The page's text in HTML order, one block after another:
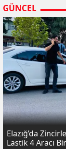
GÜNCEL
Elazığ’da
Lastik 4 Aracı